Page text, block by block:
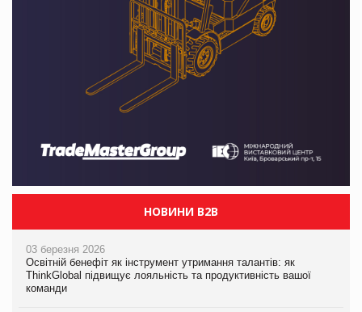
НОВИНИ B2B
03 березня 2026
Освітній бенефіт як інструмент утримання талантів: як
ThinkGlobal підвищує лояльність та продуктивність вашої
команди